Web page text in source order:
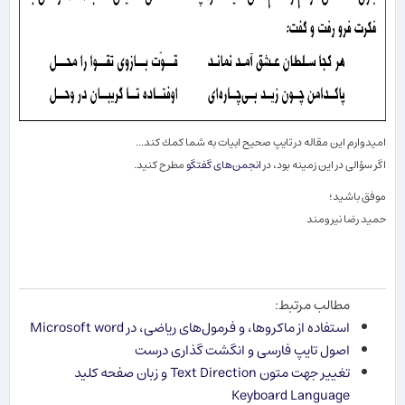
امیدوارم این مقاله در تایپ صحیح ابیات به شما كمك كند...
اگر سؤالی در این زمینه بود، درانجمن‌های گفتگومطرح كنید.
موفق باشید؛
حمید رضا نیرومند
مطالب مرتبط:
استفاده از ماكروها، و فرمول‌های ریاضی، در Microsoft word
اصول تایپ فارسی و انگشت گذاری درست
تغییر جهت متون Text Direction و زبان صفحه کلید
Keyboard Language